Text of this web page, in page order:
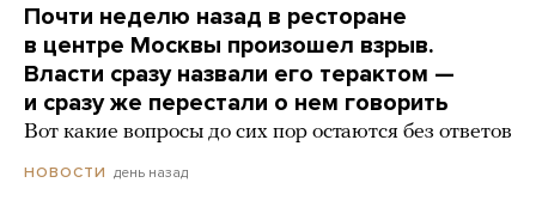
Почти неделю назад в ресторане
в центре Москвы произошел взрыв.
Власти сразу назвали его терактом —
и сразу же перестали о нем говорить
Вот какие вопросы до сих пор остаются без ответов
НОВОСТИ день назад